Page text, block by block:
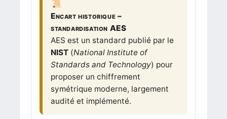
Encart historique –
standardisation AES
AES est un standard publié par le
NIST(National Institute of
Standards and Technology) pour
proposer un chiffrement
symétrique moderne, largement
audité et implémenté.